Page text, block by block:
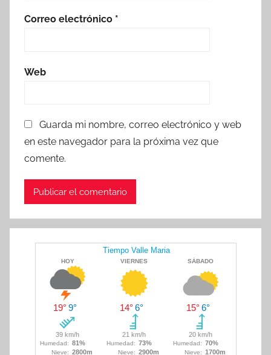
Correo electrónico *
Web
Guarda mi nombre, correo electrónico y web
en este navegador para la próxima vez que
comente.